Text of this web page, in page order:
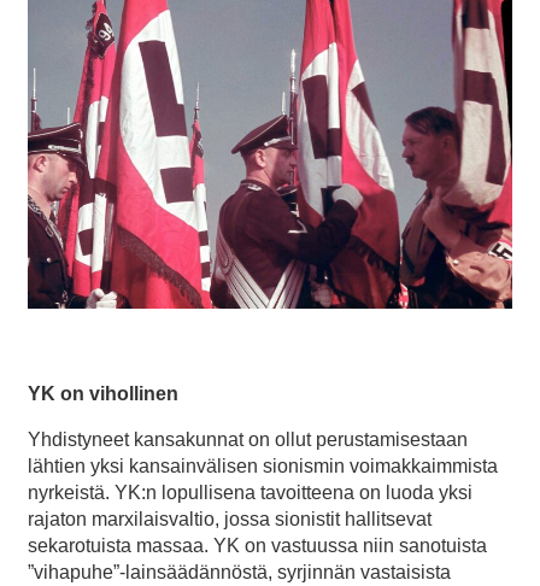
YK on vihollinen
Yhdistyneet kansakunnat on ollut perustamisestaan
lähtien yksi kansainvälisen sionismin voimakkaimmista
nyrkeistä. YK:n lopullisena tavoitteena on luoda yksi
rajaton marxilaisvaltio, jossa sionistit hallitsevat
sekarotuista massaa. YK on vastuussa niin sanotuista
”vihapuhe”-lainsäädännöstä, syrjinnän vastaisista